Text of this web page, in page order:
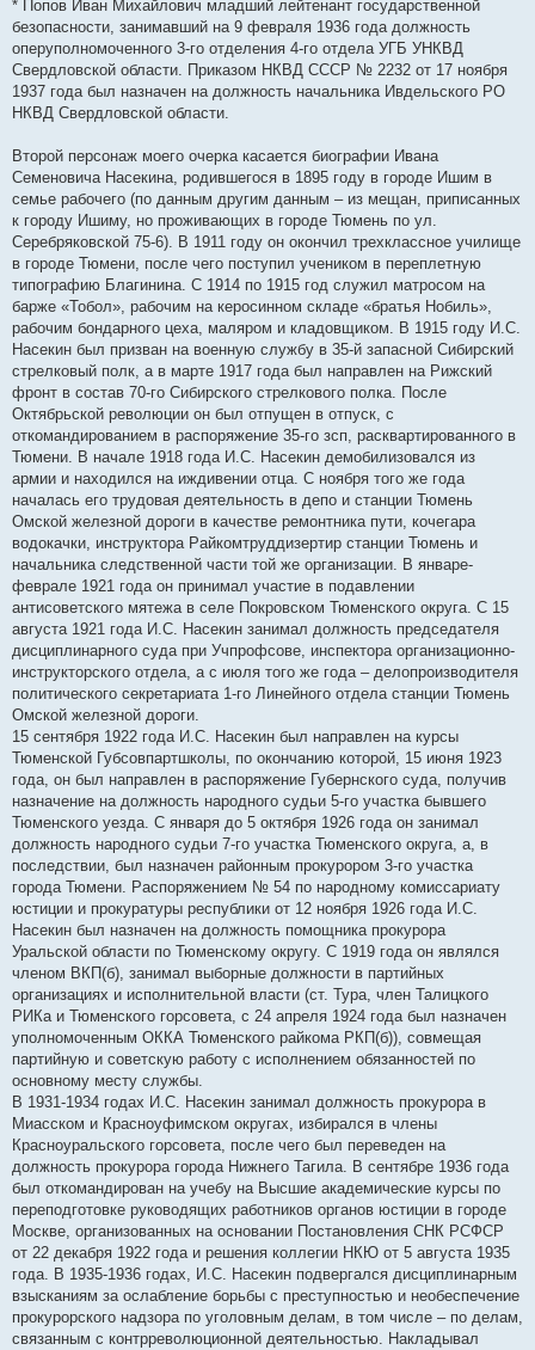
* Попов Иван Михайлович младший лейтенант государственной
безопасности, занимавший на 9 февраля 1936 года должность
оперуполномоченного 3-го отделения 4-го отдела УГБ УНКВД
Свердловской области. Приказом НКВД СССР № 2232 от 17 ноября
1937 года был назначен на должность начальника Ивдельского РО
НКВД Свердловской области.
Второй персонаж моего очерка касается биографии Ивана
Семеновича Насекина, родившегося в 1895 году в городе Ишим в
семье рабочего (по данным другим данным – из мещан, приписанных
к городу Ишиму, но проживающих в городе Тюмень по ул.
Серебряковской 75-6). В 1911 году он окончил трехклассное училище
в городе Тюмени, после чего поступил учеником в переплетную
типографию Благинина. С 1914 по 1915 год служил матросом на
барже «Тобол», рабочим на керосинном складе «братья Нобиль»,
рабочим бондарного цеха, маляром и кладовщиком. В 1915 году И.С.
Насекин был призван на военную службу в 35-й запасной Сибирский
стрелковый полк, а в марте 1917 года был направлен на Рижский
фронт в состав 70-го Сибирского стрелкового полка. После
Октябрьской революции он был отпущен в отпуск, с
откомандированием в распоряжение 35-го зсп, расквартированного в
Тюмени. В начале 1918 года И.С. Насекин демобилизовался из
армии и находился на иждивении отца. С ноября того же года
началась его трудовая деятельность в депо и станции Тюмень
Омской железной дороги в качестве ремонтника пути, кочегара
водокачки, инструктора Райкомтруддизертир станции Тюмень и
начальника следственной части той же организации. В январе-
феврале 1921 года он принимал участие в подавлении
антисоветского мятежа в селе Покровском Тюменского округа. С 15
августа 1921 года И.С. Насекин занимал должность председателя
дисциплинарного суда при Учпрофсове, инспектора организационно-
инструкторского отдела, а с июля того же года – делопроизводителя
политического секретариата 1-го Линейного отдела станции Тюмень
Омской железной дороги.
15 сентября 1922 года И.С. Насекин был направлен на курсы
Тюменской Губсовпартшколы, по окончанию которой, 15 июня 1923
года, он был направлен в распоряжение Губернского суда, получив
назначение на должность народного судьи 5-го участка бывшего
Тюменского уезда. С января до 5 октября 1926 года он занимал
должность народного судьи 7-го участка Тюменского округа, а, в
последствии, был назначен районным прокурором 3-го участка
города Тюмени. Распоряжением № 54 по народному комиссариату
юстиции и прокуратуры республики от 12 ноября 1926 года И.С.
Насекин был назначен на должность помощника прокурора
Уральской области по Тюменскому округу. С 1919 года он являлся
членом ВКП(б), занимал выборные должности в партийных
организациях и исполнительной власти (ст. Тура, член Талицкого
РИКа и Тюменского горсовета, с 24 апреля 1924 года был назначен
уполномоченным ОККА Тюменского райкома РКП(б)), совмещая
партийную и советскую работу с исполнением обязанностей по
основному месту службы.
В 1931-1934 годах И.С. Насекин занимал должность прокурора в
Миасском и Красноуфимском округах, избирался в члены
Красноуральского горсовета, после чего был переведен на
должность прокурора города Нижнего Тагила. В сентябре 1936 года
был откомандирован на учебу на Высшие академические курсы по
переподготовке руководящих работников органов юстиции в городе
Москве, организованных на основании Постановления СНК РСФСР
от 22 декабря 1922 года и решения коллегии НКЮ от 5 августа 1935
года. В 1935-1936 годах, И.С. Насекин подвергался дисциплинарным
взысканиям за ослабление борьбы с преступностью и необеспечение
прокурорского надзора по уголовным делам, в том числе – по делам,
связанным с контрреволюционной деятельностью. Накладывал